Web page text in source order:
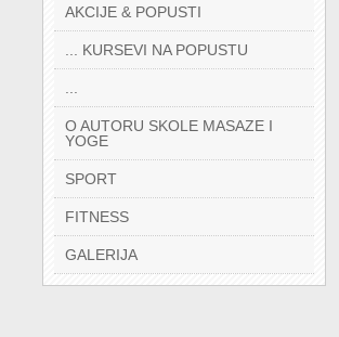
AKCIJE & POPUSTI
... KURSEVI NA POPUSTU
O AUTORU SKOLE MASAZE I
YOGE
SPORT
FITNESS
GALERIJA